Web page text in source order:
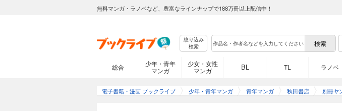
無料マンガ・ラノベなど、豊富なラインナップで188万冊以上配信中！
絞り込み
検索
総合
少年・青年
マンガ
少女・女性
マンガ
BL TL ラノベ
電子書籍・漫画 ブックライブ 少年・青年マンガ 青年マンガ 秋田書店 別冊ヤ
バウンサー 6
704円 (税込)
左目の視力という代償を払いながらも遂に「正社員」として東
の死角で危険な状態に陥っていた男がいた。正体不明の6人か